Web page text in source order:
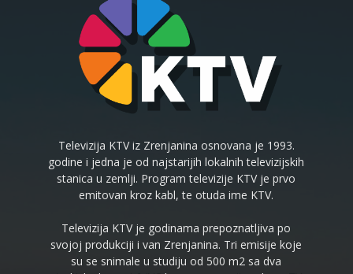
Televizija KTV iz Zrenjanina osnovana je 1993.
godine i jedna je od najstarijih lokalnih televizijskih
stanica u zemlji. Program televizije KTV je prvo
emitovan kroz kabl, te otuda ime KTV.
Televizija KTV je godinama prepoznatljiva po
svojoj produkciji i van Zrenjanina. Tri emisije koje
su se snimale u studiju od 500 m2 sa dva